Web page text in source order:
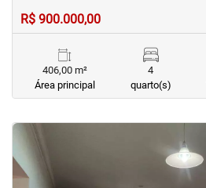
R$ 900.000,00
406,00 m²
Área principal
4
quarto(s)
<